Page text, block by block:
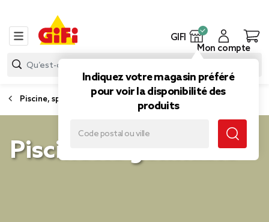
GIFI
Indiquez votre magasin préféré
pour voir la disponibilité des
produits
Mon compte
Piscine, spa, jacuzzi
Piscinette gonflable